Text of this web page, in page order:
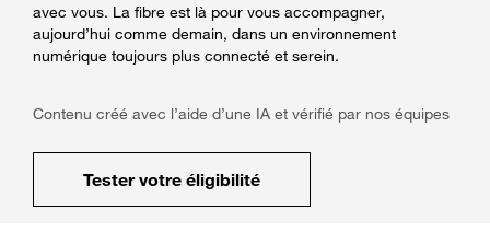
avec vous. La fibre est là pour vous accompagner,
aujourd’hui comme demain, dans un environnement
numérique toujours plus connecté et serein.
Contenu créé avec l’aide d’une IA et vérifié par nos équipes
Tester votre éligibilité